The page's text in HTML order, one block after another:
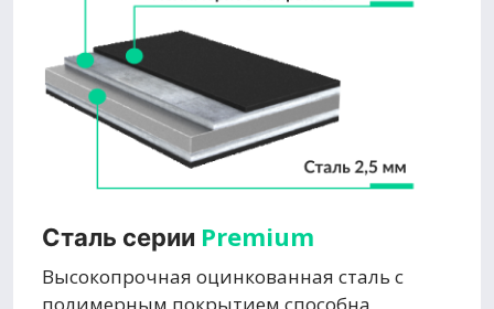
Сталь серии Premium
Высокопрочная оцинкованная сталь с
полимерным покрытием способна